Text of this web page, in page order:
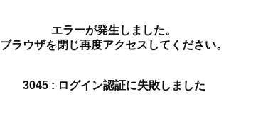
エラーが発生しました。
ブラウザを閉じ再度アクセスしてください。
3045 : ログイン認証に失敗しました